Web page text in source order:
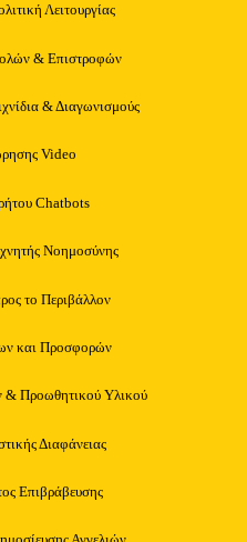
Λειτουργίας
& Επιστροφών
& Διαγωνισμούς
Video
Chatbots
Νοημοσύνης
το Περιβάλλον
και Προσφορών
Προωθητικού Υλικού
Διαφάνειας
Επιβράβευσης